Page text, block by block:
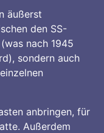
äußerst
den SS-
nach 1945
sondern auch
anbringen, für
Außerdem